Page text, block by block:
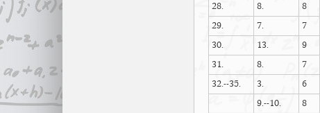
28.
8. 8
29.
7. 7
30.
13. 9
31.
8. 7
32.--35.
3. 6
9.--10.
8